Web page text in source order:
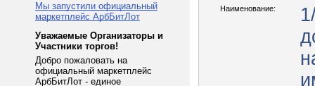
Мы запустили официальный
маркетплейс АрбБитЛот
Уважаемые Организаторы и
Участники торгов!
Добро пожаловать на
официальный маркетплейс
АрбБитЛот - единое
Наименование: